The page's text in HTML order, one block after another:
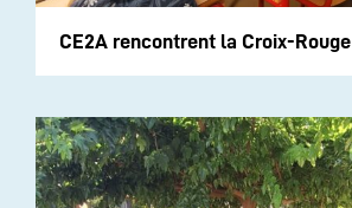
CE2A rencontrent la Croix-Rouge